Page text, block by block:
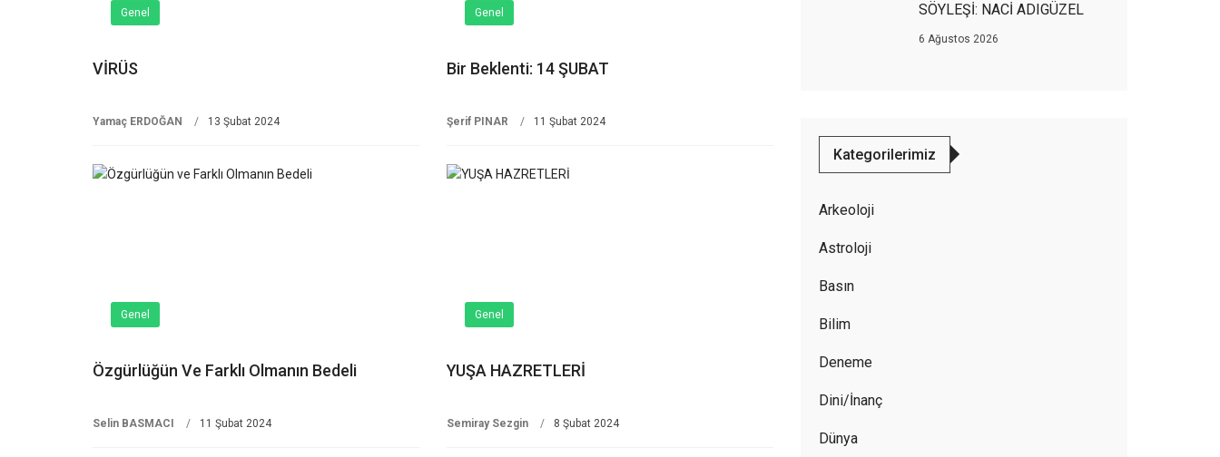
Genel
VİRÜS
Yamaç ERDOĞAN 13 Şubat 2024
Genel
Bir Beklenti: 14 ŞUBAT
Şerif PINAR 11 Şubat 2024
Genel
Özgürlüğün Ve Farklı Olmanın Bedeli
Selin BASMACI 11 Şubat 2024
Genel
YUŞA HAZRETLERİ
Semiray Sezgin 8 Şubat 2024
SÖYLEŞİ: NACİ ADIGÜZEL
6 Ağustos 2026
Kategorilerimiz
Arkeoloji
Astroloji
Basın
Bilim
Deneme
Dini/İnanç
Dünya